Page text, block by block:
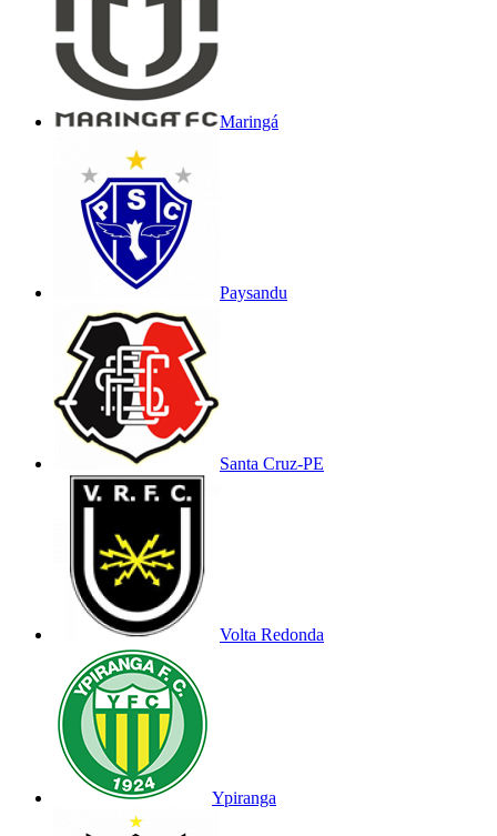
Maringá
Paysandu
Santa Cruz-PE
Volta Redonda
Ypiranga